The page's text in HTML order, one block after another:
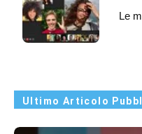
Le
Ultimo Articolo